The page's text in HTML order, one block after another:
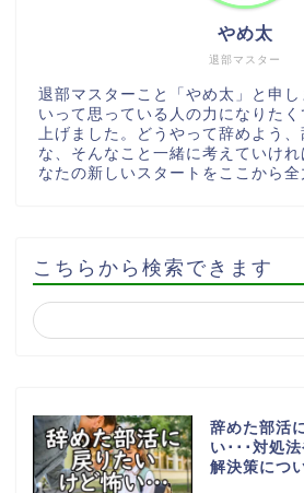
退部マスター
やめ太
退部マスターこと「やめ太」と申
いって思っている人の力になりた
上げました。どうやって辞めよう
な、そんなこと一緒に考えていけ
なたの新しいスタートをここから全
こちらから検索できます
辞めた部活
い･･･対処
解決策につ